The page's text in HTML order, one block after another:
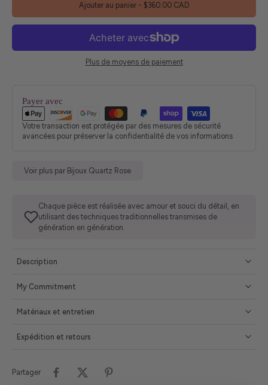
Ajouter au panier - $360.00 CAD
Plus de moyens de paiement
Payer avec
Votre transaction est protégée par des mesures de sécurité
avancées pour préserver la confidentialité de vos informations
Voir plus par Bijoux Quartz Rose
Chaque pièce est réalisée avec amour et souci du détail, en
utilisant des techniques traditionnelles transmises de
génération en génération.
Description
My Commitment
Matériaux et entretien
Expédition et retours
Partager